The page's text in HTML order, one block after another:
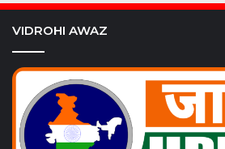
VIDROHI AWAZ